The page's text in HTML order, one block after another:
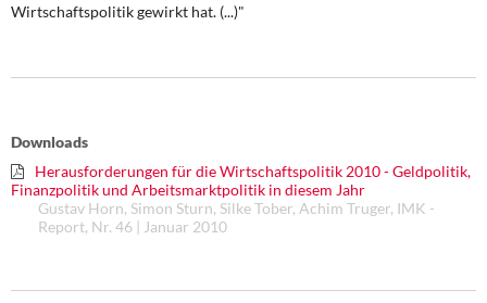
Wirtschaftspolitik gewirkt hat. (...)"
Downloads
Herausforderungen für die Wirtschaftspolitik 2010 - Geldpolitik,
Finanzpolitik und Arbeitsmarktpolitik in diesem Jahr
Gustav Horn, Simon Sturn, Silke Tober, Achim Truger, IMK -
Report, Nr. 46 | Januar 2010